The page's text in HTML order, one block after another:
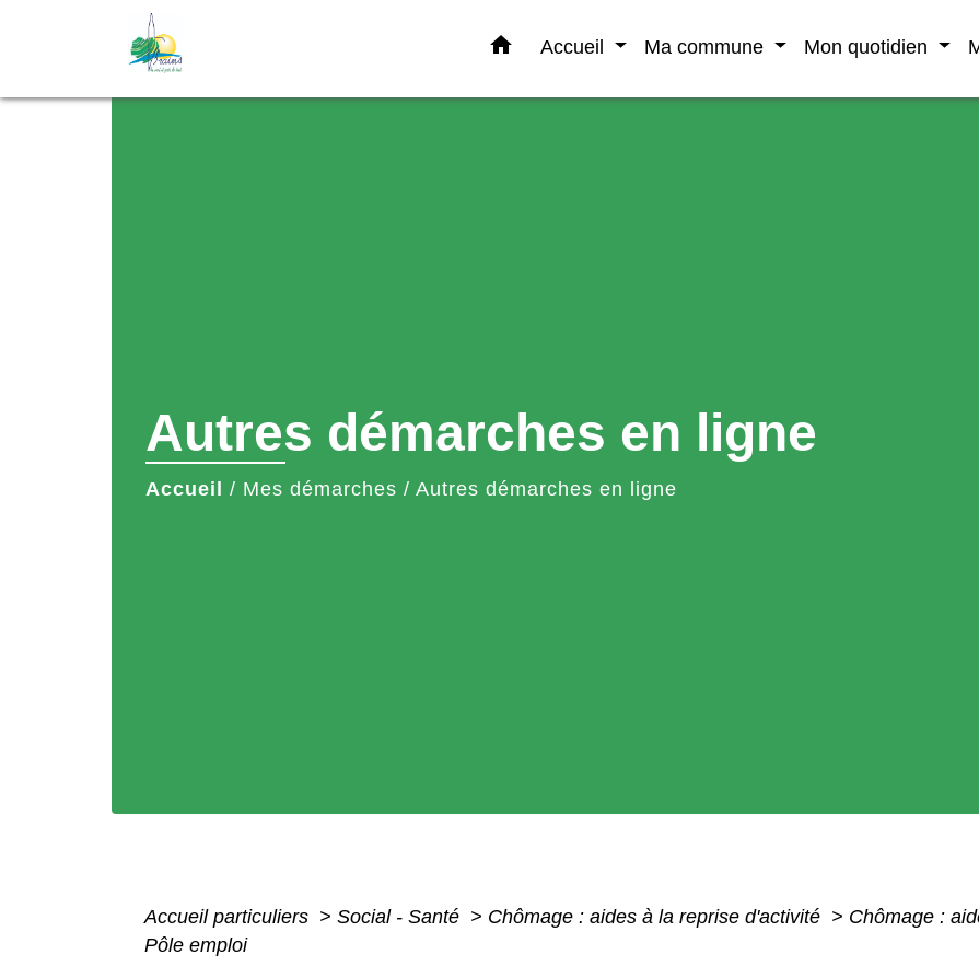
home Accueil Ma commune Mon quotidien
Autres démarches en ligne
Accueil / Mes démarches / Autres démarches en ligne
Accueil particuliers > Social - Santé > Chômage : aides à la reprise d'activité > Chômage :
Pôle emploi